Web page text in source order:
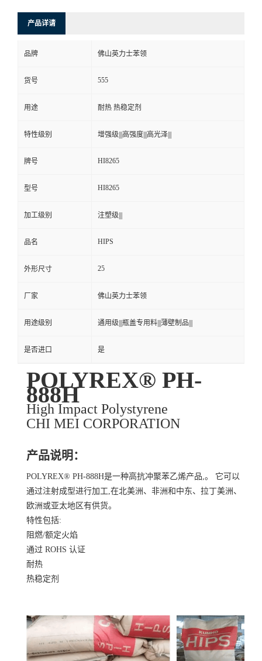
产品详请
品牌 佛山英力士苯领
货号 555
用途 耐热 热稳定剂
特性级别 增强级|||高强度|||高光泽|||
牌号 HI8265
型号 HI8265
加工级别 注塑级|||
品名 HIPS
外形尺寸 25
厂家 佛山英力士苯领
用途级别 通用级|||瓶盖专用料|||薄壁制品|||
是否进口 是
POLYREX® PH-
888H
High Impact Polystyrene
CHI MEI CORPORATION
产品说明：
POLYREX® PH-888H是一种高抗冲聚苯乙烯产品,。 它可以
通过注射成型进行加工,在北美洲、非洲和中东、拉丁美洲、
欧洲或亚太地区有供货。
特性包括:
阻燃/额定火焰
通过 ROHS 认证
耐热
热稳定剂